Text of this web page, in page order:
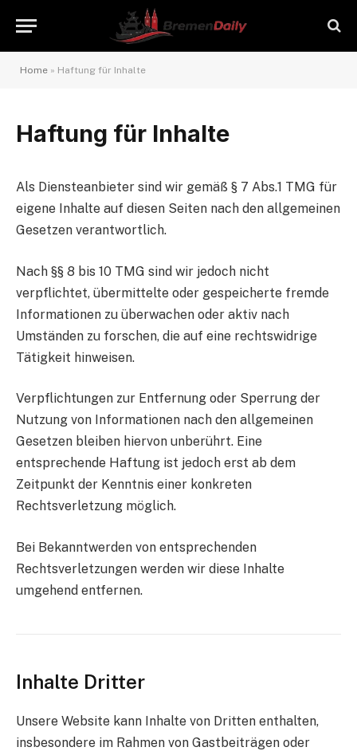
Home » Haftung für Inhalte
Haftung für Inhalte
Als Diensteanbieter sind wir gemäß § 7 Abs.1 TMG für
eigene Inhalte auf diesen Seiten nach den allgemeinen
Gesetzen verantwortlich.
Nach §§ 8 bis 10 TMG sind wir jedoch nicht
verpflichtet, übermittelte oder gespeicherte fremde
Informationen zu überwachen oder aktiv nach
Umständen zu forschen, die auf eine rechtswidrige
Tätigkeit hinweisen.
Verpflichtungen zur Entfernung oder Sperrung der
Nutzung von Informationen nach den allgemeinen
Gesetzen bleiben hiervon unberührt. Eine
entsprechende Haftung ist jedoch erst ab dem
Zeitpunkt der Kenntnis einer konkreten
Rechtsverletzung möglich.
Bei Bekanntwerden von entsprechenden
Rechtsverletzungen werden wir diese Inhalte
umgehend entfernen.
Inhalte Dritter
Unsere Website kann Inhalte von Dritten enthalten,
insbesondere im Rahmen von Gastbeiträgen oder